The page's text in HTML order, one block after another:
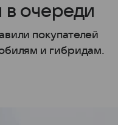
в очереди
покупателей
и гибридам.